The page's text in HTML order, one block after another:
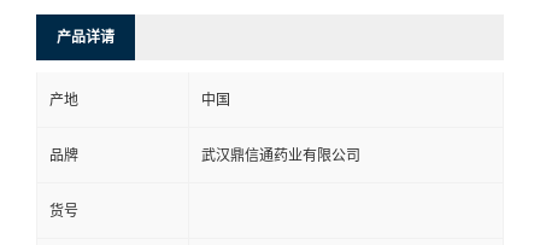
产品详请
产地 中国
品牌 武汉鼎信通药业有限公司
货号